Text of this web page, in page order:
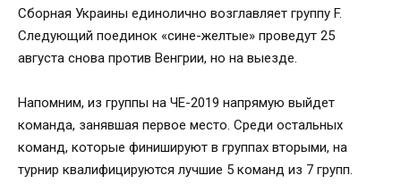
Сборная Украины единолично возглавляет группу F.
Следующий поединок «сине-желтые» проведут 25
августа снова против Венгрии, но на выезде.
Напомним, из группы на ЧЕ-2019 напрямую выйдет
команда, занявшая первое место. Среди остальных
команд, которые финишируют в группах вторыми, на
турнир квалифицируются лучшие 5 команд из 7 групп.